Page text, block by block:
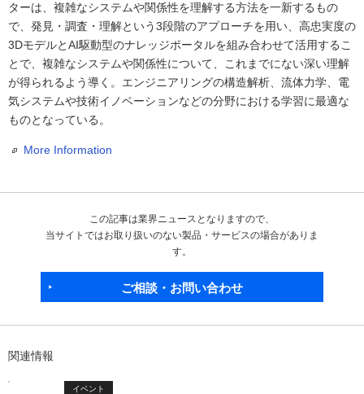
ターは、複雑なシステムや関係性を理解する方法を一新するもの
で、発見・調査・理解という3段階のアプローチを用い、高忠実度の
3DモデルとAI駆動型のナレッジポータルを組み合わせて活用するこ
とで、複雑なシステムや関係性について、これまでにない深い理解
が得られるよう導く。エンジニアリングの構造解析、流体力学、電
気システムや技術イノベーションなどの分野における学習に最適な
ものとなっている。
More Information
この記事は業界ニュースとなりますので、
当サイトではお取り扱いのない製品・サービスの場合がありま
す。
ご相談・お問い合わせ
関連情報
イベント